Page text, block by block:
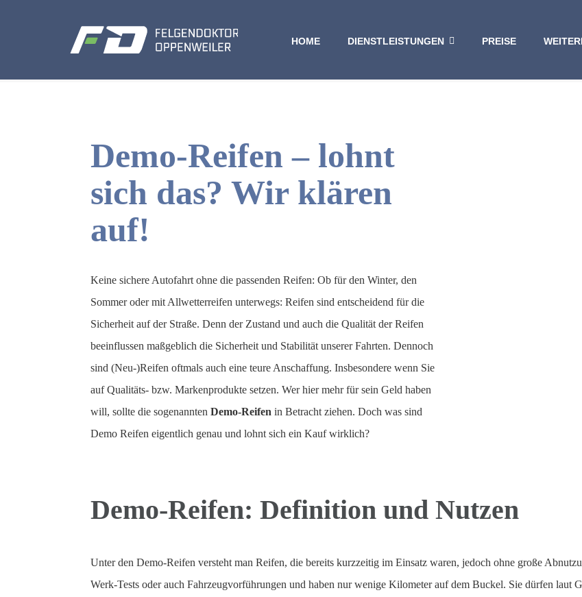
HOME DIENSTLEISTUNGEN PREISE
Demo-Reifen – lohnt
sich das? Wir klären
auf!
Keine sichere Autofahrt ohne die passenden Reifen: Ob für den Winter, den
Sommer oder mit Allwetterreifen unterwegs: Reifen sind entscheidend für die
Sicherheit auf der Straße. Denn der Zustand und auch die Qualität der Reifen
beeinflussen maßgeblich die Sicherheit und Stabilität unserer Fahrten. Dennoch
sind (Neu-)Reifen oftmals auch eine teure Anschaffung. Insbesondere wenn Sie
auf Qualitäts- bzw. Markenprodukte setzen. Wer hier mehr für sein Geld haben
will, sollte die sogenannten Demo-Reifen in Betracht ziehen. Doch was sind
Demo Reifen eigentlich genau und lohnt sich ein Kauf wirklich?
Demo-Reifen: Definition und Nutzen
Unter den Demo-Reifen versteht man Reifen, die bereits kurzzeitig im Einsatz waren, jedoch ohne große
Werk-Tests oder auch Fahrzeugvorführungen und haben nur wenige Kilometer auf dem Buckel. Sie dürfen laut